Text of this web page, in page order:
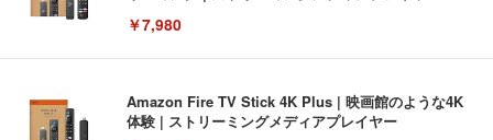
￥7,980
Amazon Fire TV Stick 4K Plus | 映画館のような4K
体験 | ストリーミングメディアプレイヤー